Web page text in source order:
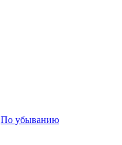
По убыванию